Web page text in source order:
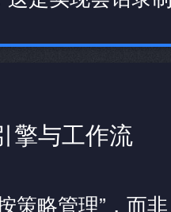
擎与工作流
策略管理”，而